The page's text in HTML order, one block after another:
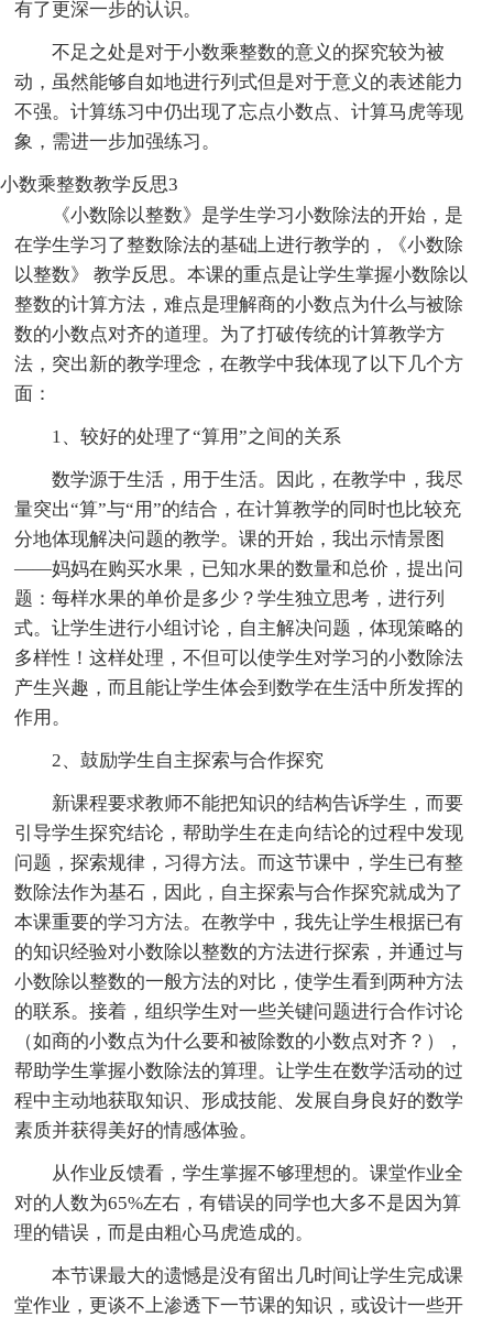
有了更深一步的认识。
不足之处是对于小数乘整数的意义的探究较为被
动，虽然能够自如地进行列式但是对于意义的表述能力
不强。计算练习中仍出现了忘点小数点、计算马虎等现
象，需进一步加强练习。
小数乘整数教学反思3
《小数除以整数》是学生学习小数除法的开始，是
在学生学习了整数除法的基础上进行教学的，《小数除
以整数》 教学反思。本课的重点是让学生掌握小数除以
整数的计算方法，难点是理解商的小数点为什么与被除
数的小数点对齐的道理。为了打破传统的计算教学方
法，突出新的教学理念，在教学中我体现了以下几个方
面：
1、较好的处理了“算用”之间的关系
数学源于生活，用于生活。因此，在教学中，我尽
量突出“算”与“用”的结合，在计算教学的同时也比较充
分地体现解决问题的教学。课的开始，我出示情景图
——妈妈在购买水果，已知水果的数量和总价，提出问
题：每样水果的单价是多少？学生独立思考，进行列
式。让学生进行小组讨论，自主解决问题，体现策略的
多样性！这样处理，不但可以使学生对学习的小数除法
产生兴趣，而且能让学生体会到数学在生活中所发挥的
作用。
2、鼓励学生自主探索与合作探究
新课程要求教师不能把知识的结构告诉学生，而要
引导学生探究结论，帮助学生在走向结论的过程中发现
问题，探索规律，习得方法。而这节课中，学生已有整
数除法作为基石，因此，自主探索与合作探究就成为了
本课重要的学习方法。在教学中，我先让学生根据已有
的知识经验对小数除以整数的方法进行探索，并通过与
小数除以整数的一般方法的对比，使学生看到两种方法
的联系。接着，组织学生对一些关键问题进行合作讨论
（如商的小数点为什么要和被除数的小数点对齐？），
帮助学生掌握小数除法的算理。让学生在数学活动的过
程中主动地获取知识、形成技能、发展自身良好的数学
素质并获得美好的情感体验。
从作业反馈看，学生掌握不够理想的。课堂作业全
对的人数为65%左右，有错误的同学也大多不是因为算
理的错误，而是由粗心马虎造成的。
本节课最大的遗憾是没有留出几时间让学生完成课
堂作业，更谈不上渗透下一节课的知识，或设计一些开